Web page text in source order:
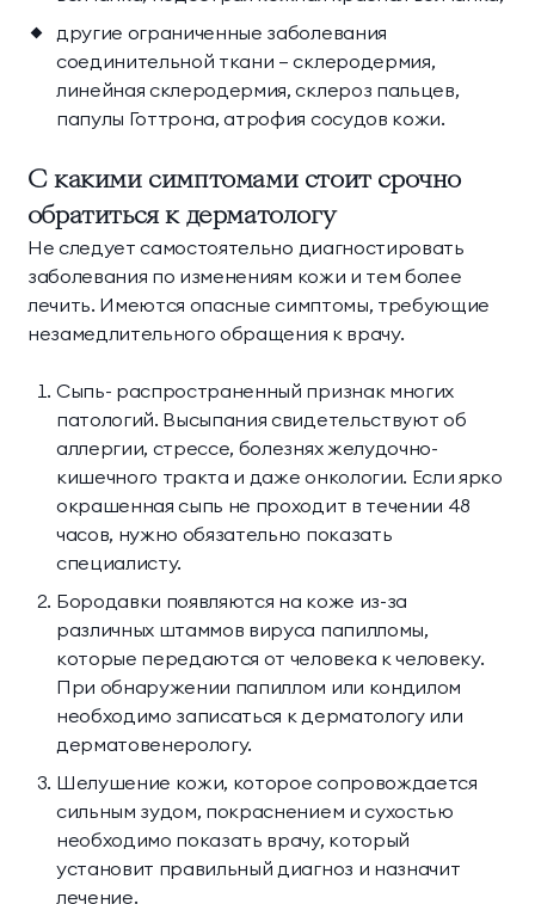
другие ограниченные заболевания
соединительной ткани — склеродермия,
линейная склеродермия, склероз пальцев,
папулы Готтрона, атрофия сосудов кожи.
С какими симптомами стоит срочно
обратиться к дерматологу
Не следует самостоятельно диагностировать
заболевания по изменениям кожи и тем более
лечить. Имеются опасные симптомы, требующие
незамедлительного обращения к врачу.
Сыпь- распространенный признак многих
патологий. Высыпания свидетельствуют об
аллергии, стрессе, болезнях желудочно-
кишечного тракта и даже онкологии. Если ярко
окрашенная сыпь не проходит в течении 48
часов, нужно обязательно показать
специалисту.
Бородавки появляются на коже из-за
различных штаммов вируса папилломы,
которые передаются от человека к человеку.
При обнаружении папиллом или кондилом
необходимо записаться к дерматологу или
дерматовенерологу.
Шелушение кожи, которое сопровождается
сильным зудом, покраснением и сухостью
необходимо показать врачу, который
установит правильный диагноз и назначит
лечение.